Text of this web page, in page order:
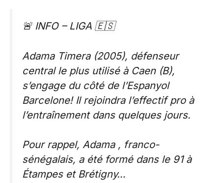
🚨 INFO – LIGA 🇪🇸
Adama Timera (2005), défenseur
central le plus utilisé à Caen (B),
s’engage du côté de l’Espanyol
Barcelone! Il rejoindra l’effectif pro à
l’entraînement dans quelques jours.
Pour rappel, Adama , franco-
sénégalais, a été formé dans le 91 à
Étampes et Brétigny…